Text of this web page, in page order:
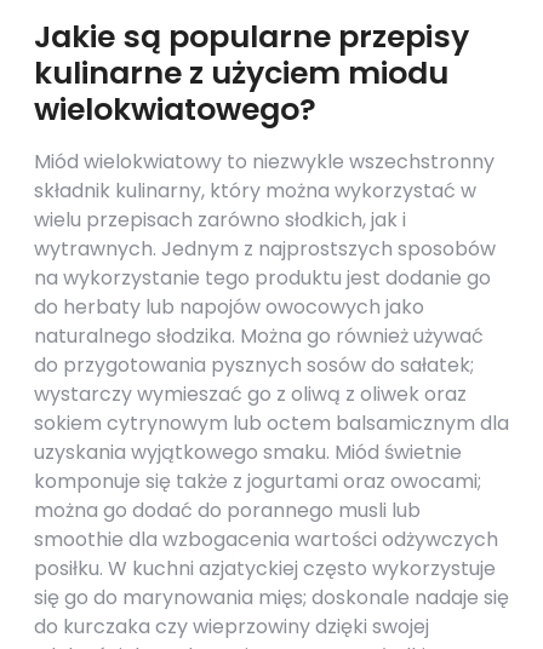
Jakie są popularne przepisy
kulinarne z użyciem miodu
wielokwiatowego?
Miód wielokwiatowy to niezwykle wszechstronny
składnik kulinarny, który można wykorzystać w
wielu przepisach zarówno słodkich, jak i
wytrawnych. Jednym z najprostszych sposobów
na wykorzystanie tego produktu jest dodanie go
do herbaty lub napojów owocowych jako
naturalnego słodzika. Można go również używać
do przygotowania pysznych sosów do sałatek;
wystarczy wymieszać go z oliwą z oliwek oraz
sokiem cytrynowym lub octem balsamicznym dla
uzyskania wyjątkowego smaku. Miód świetnie
komponuje się także z jogurtami oraz owocami;
można go dodać do porannego musli lub
smoothie dla wzbogacenia wartości odżywczych
posiłku. W kuchni azjatyckiej często wykorzystuje
się go do marynowania mięs; doskonale nadaje się
do kurczaka czy wieprzowiny dzięki swojej